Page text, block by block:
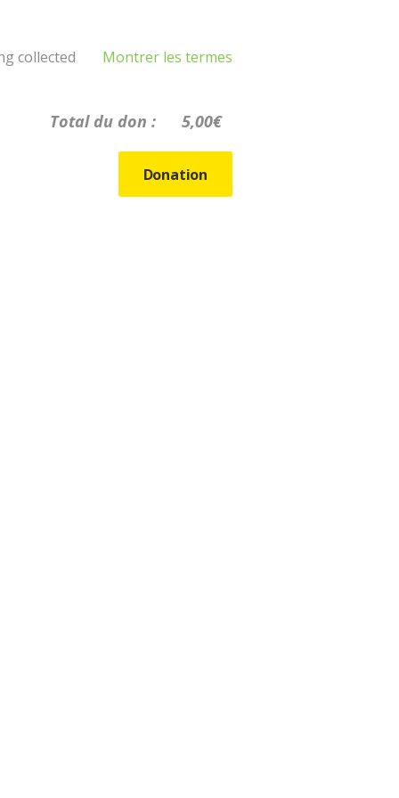
Montrer les termes
collected
Total du don : 5,00€